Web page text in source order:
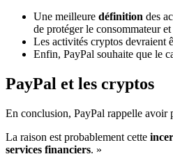
Une meilleure définition des
de protéger le consommateur et
Les activités cryptos devraient
Enfin, PayPal souhaite que le
PayPal et les cryptos
En conclusion, PayPal rappelle avoir
La raison est probablement cette
services financiers. »